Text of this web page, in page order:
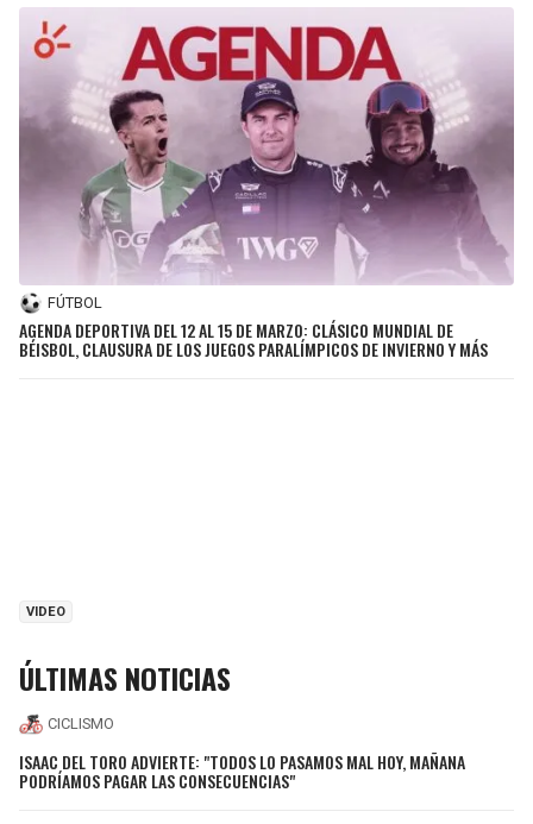
FÚTBOL
AGENDA DEPORTIVA DEL 12 AL 15 DE MARZO: CLÁSICO MUNDIAL DE
BÉISBOL, CLAUSURA DE LOS JUEGOS PARALÍMPICOS DE INVIERNO Y MÁS
VIDEO
ÚLTIMAS NOTICIAS
CICLISMO
ISAAC DEL TORO ADVIERTE: "TODOS LO PASAMOS MAL HOY, MAÑANA
PODRÍAMOS PAGAR LAS CONSECUENCIAS"